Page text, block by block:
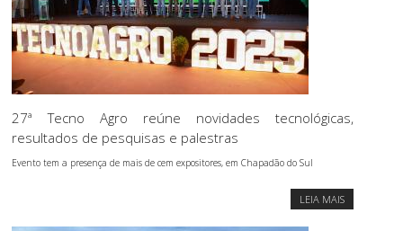
27ª Tecno Agro reúne novidades tecnológicas,
resultados de pesquisas e palestras
Evento tem a presença de mais de cem expositores, em Chapadão do Sul
LEIA MAIS